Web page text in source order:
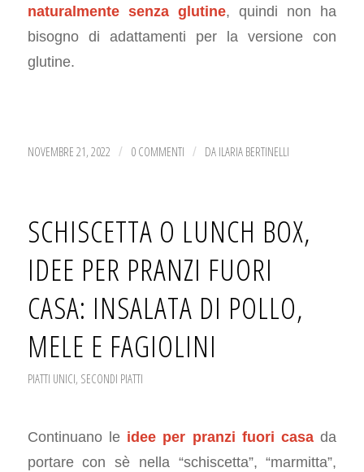
naturalmente senza glutine, quindi non ha
bisogno di adattamenti per la versione con
glutine.
NOVEMBRE 21, 2022 / 0 COMMENTI / DA ILARIA BERTINELLI
SCHISCETTA O LUNCH BOX,
IDEE PER PRANZI FUORI
CASA: INSALATA DI POLLO,
MELE E FAGIOLINI
PIATTI UNICI, SECONDI PIATTI
Continuano le idee per pranzi fuori casa da
portare con sè nella “schiscetta”, “marmitta”,